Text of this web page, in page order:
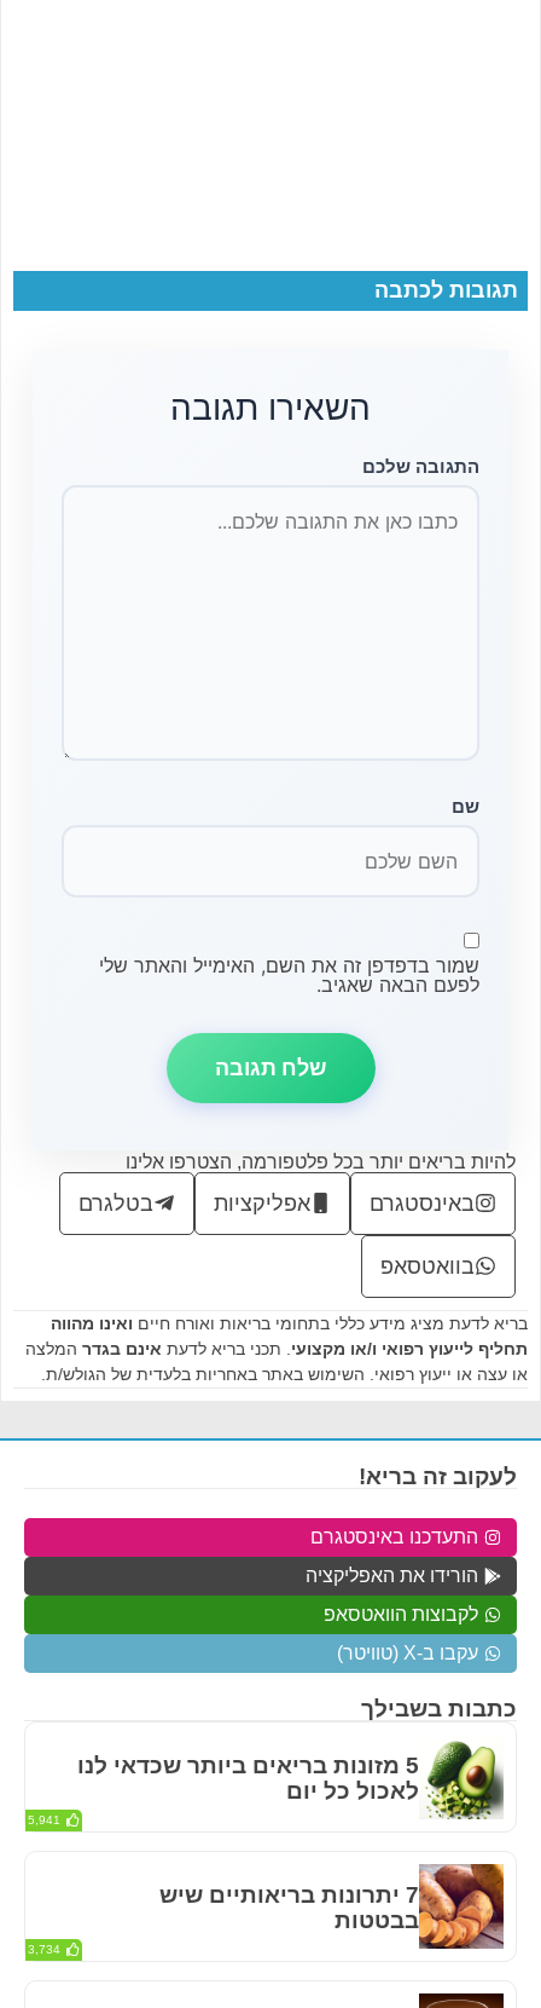
תגובות לכתבה
השאירו תגובה
התגובה שלכם
שם
שמור בדפדפן זה את השם, האימייל והאתר שלי
לפעם הבאה שאגיב.
להיות בריאים יותר בכל פלטפורמה, הצטרפו אלינו
באינסטגרם אפליקציות בטלגרם
בוואטסאפ
בריא לדעת מציג מידע כללי בתחומי בריאות ואורח חיים ואינו מהווה
תחליף לייעוץ רפואי ו/או מקצועי . תכני בריא לדעת אינם בגדר המלצה
או עצה או ייעוץ רפואי. השימוש באתר באחריות בלעדית של הגולש/ת.
כתבות בשבילך
5 מזונות בריאים ביותר שכדאי לנו
לאכול כל יום
5,941
7 יתרונות בריאותיים שיש
בבטטות
3,734
לעקוב זה בריא!
התעדכנו באינסטגרם
הורידו את האפליקציה
לקבוצות הוואטסאפ
עקבו ב-X (טוויטר)